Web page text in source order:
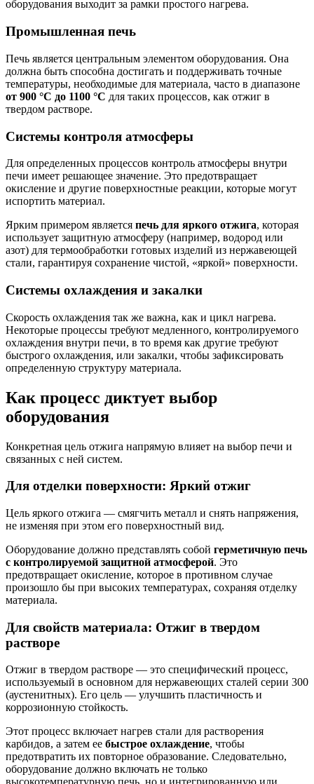
оборудования выходит за рамки простого нагрева.
Промышленная печь
Печь является центральным элементом оборудования. Она
должна быть способна достигать и поддерживать точные
температуры, необходимые для материала, часто в диапазоне
от 900 °C до 1100 °C для таких процессов, как отжиг в
твердом растворе.
Системы контроля атмосферы
Для определенных процессов контроль атмосферы внутри
печи имеет решающее значение. Это предотвращает
окисление и другие поверхностные реакции, которые могут
испортить материал.
Ярким примером является печь для яркого отжига, которая
использует защитную атмосферу (например, водород или
азот) для термообработки готовых изделий из нержавеющей
стали, гарантируя сохранение чистой, «яркой» поверхности.
Системы охлаждения и закалки
Скорость охлаждения так же важна, как и цикл нагрева.
Некоторые процессы требуют медленного, контролируемого
охлаждения внутри печи, в то время как другие требуют
быстрого охлаждения, или закалки, чтобы зафиксировать
определенную структуру материала.
Как процесс диктует выбор
оборудования
Конкретная цель отжига напрямую влияет на выбор печи и
связанных с ней систем.
Для отделки поверхности: Яркий отжиг
Цель яркого отжига — смягчить металл и снять напряжения,
не изменяя при этом его поверхностный вид.
Оборудование должно представлять собой герметичную печь
с контролируемой защитной атмосферой. Это
предотвращает окисление, которое в противном случае
произошло бы при высоких температурах, сохраняя отделку
материала.
Для свойств материала: Отжиг в твердом
растворе
Отжиг в твердом растворе — это специфический процесс,
используемый в основном для нержавеющих сталей серии 300
(аустенитных). Его цель — улучшить пластичность и
коррозионную стойкость.
Этот процесс включает нагрев стали для растворения
карбидов, а затем ее быстрое охлаждение, чтобы
предотвратить их повторное образование. Следовательно,
оборудование должно включать не только